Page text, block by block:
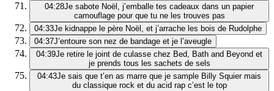
04:28Je sabote Noël, j’emballe tes cadeaux dans un papier
camouflage pour que tu ne les trouves pas
04:33Je kidnappe le père Noël, et j’arrache les bois de Rudolphe
04:37J’entoure son nez de bandage et je l’aveugle
04:39Je retire le joint de culasse chez Bed, Bath and Beyond et
je prends tous les sachets de sels
04:43Je sais que t’en as marre que je sample Billy Squier mais
du classique rock et du acid rap c’est le top